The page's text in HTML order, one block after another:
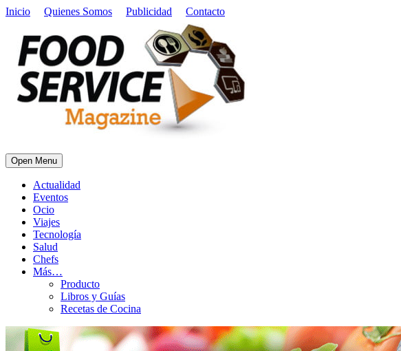
Inicio Quienes Somos Publicidad Contacto
Open Menu
Actualidad
Eventos
Ocio
Viajes
Tecnología
Salud
Chefs
Más…
Producto
Libros y Guías
Recetas de Cocina